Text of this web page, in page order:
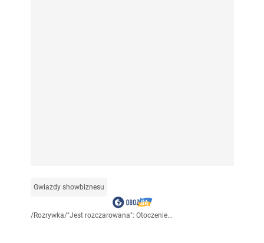
Gwiazdy showbiznesu
/Rozrywka/"Jest rozczarowana": Otoczenie...